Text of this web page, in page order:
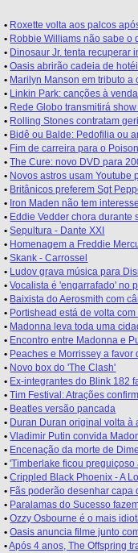
• Roxette volta aos palcos
• Robbie Williams não sabe o
• Dinosaur Jr. tenta recuperar
• Oasis abrirão cadeia de
• Marilyn Manson em tributo a
• Linkin Park: canções à
• Rede Globo transmitirá
• Rolling Stones contratam
• Bidê ou Balde: Pedofilia ou
• Fim de carreira para o
• The Cure: novo DVD para
• Novos astros usam Youtube
• Britânicos preferem Sgt
• Iron Maden não tem
• Eddie Vedder chora durante
• Sepultura - Dante XXI
• Homenagem a Freddie
• Skank - Carrossel
• Ludov grava música para
• Vocalista é 'engarrafado' no
• Baixista do Aerosmith com
• Portishead está de volta
• Madonna leva toda uma
• Encontro entre Madonna e
• Peaches e Morrissey a favor
• Novo box do 'The Clash'
• Ex-integrantes do Blink 182
• Tim Festival: Atrações
• Beatles versão pancada
• Duran Duran original volta à
• Vladimir Putin convida
• Encenação da morte de
• 'Timberlake ficou
• Crippled Black Phoenix - A
• Fãs poderão desenhar capa
• Paralamas do Sucesso
• Ozzy Osbourne é o mais
• Oasis anuncia filme junto
•Após 4 anos, The Offspring